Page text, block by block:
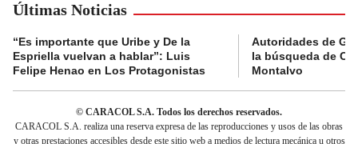
Últimas Noticias
“Es importante que Uribe y De la
Espriella vuelvan a hablar”: Luis
Felipe Henao en Los Protagonistas
Autoridades de
la búsqueda de
Montalvo
© CARACOL S.A. Todos los derechos reservados.
CARACOL S.A. realiza una reserva expresa de las reproducciones y usos de las obras
y otras prestaciones accesibles desde este sitio web a medios de lectura mecánica u otros